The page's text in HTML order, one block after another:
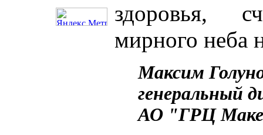
здоровья,
мирного неба
Максим
генеральный
АО "ГРЦ